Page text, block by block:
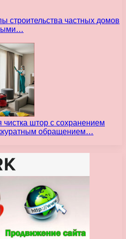
строительства частных домов
штор с сохранением
обращением…